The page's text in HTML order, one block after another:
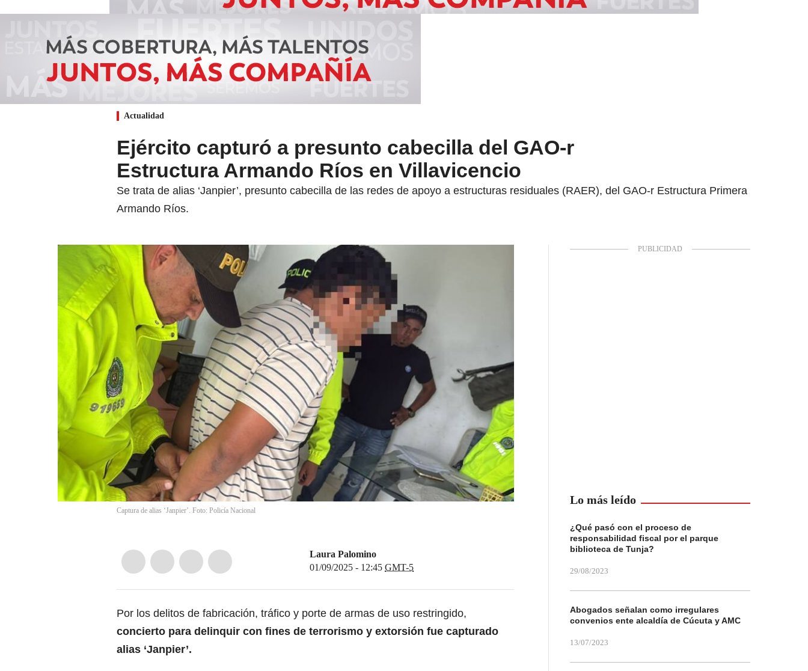
Actualidad
Ejército capturó a presunto cabecilla del GAO-r
Estructura Armando Ríos en Villavicencio
Se trata de alias ‘Janpier’, presunto cabecilla de las redes de apoyo a estructuras residuales (RAER), del GAO-r Estructura Primera
Armando Ríos.
Captura de alias ‘Janpier’. Foto: Policía Nacional
Laura Palomino
01/09/2025 - 12:45 GMT-5
Por los delitos de fabricación, tráfico y porte de armas de uso restringido,
concierto para delinquir con fines de terrorismo y extorsión fue capturado
alias ‘Janpier’.
Lo más leído
¿Qué pasó con el proceso de
responsabilidad fiscal por el parque
biblioteca de Tunja?
29/08/2023
Abogados señalan como irregulares
convenios ente alcaldía de Cúcuta y AMC
13/07/2023